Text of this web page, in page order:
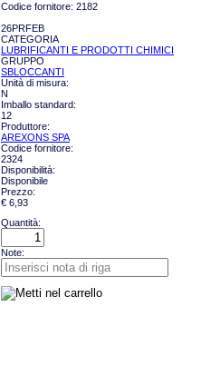
Codice fornitore: 2182
26PRFEB
CATEGORIA
LUBRIFICANTI E PRODOTTI CHIMICI
GRUPPO
SBLOCCANTI
Unità di misura:
N
Imballo standard:
12
Produttore:
AREXONS SPA
Codice fornitore:
2324
Disponibilità:
Disponibile
Prezzo:
€ 6,93
Quantità:
Note: